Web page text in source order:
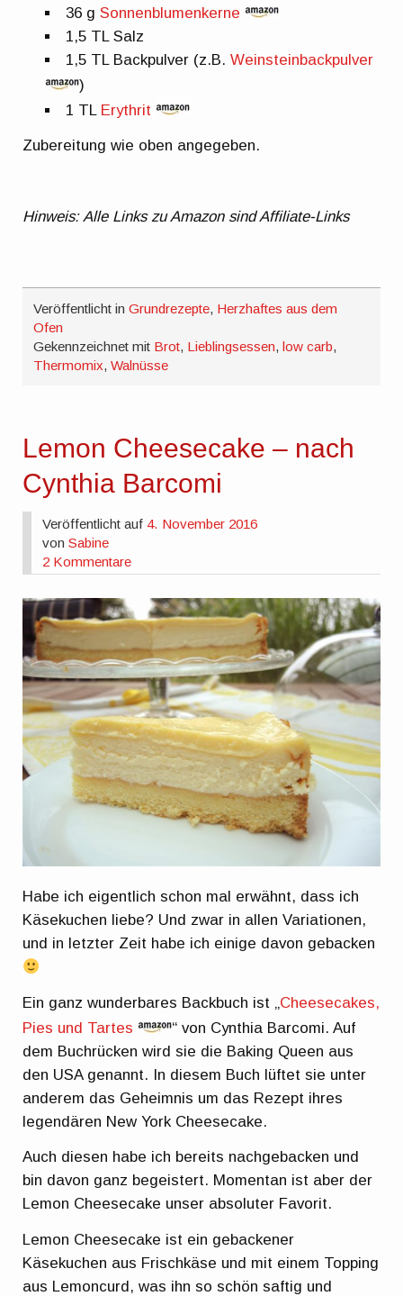
36 gSonnenblumenkerne
1,5 TL Salz
1,5 TL Backpulver (z.B.Weinsteinbackpulver
)
1 TL Erythrit
Zubereitung wie oben angegeben.
Hinweis: Alle Links zu Amazon sind Affiliate-Links
Veröffentlicht inGrundrezepte, Herzhaftes aus dem
Ofen
Gekennzeichnet mit Brot, Lieblingsessen,low carb,
Thermomix,Walnüsse
Lemon Cheesecake – nach
Cynthia Barcomi
Veröffentlicht auf 4. November 2016
vonSabine
2 Kommentare
Habe ich eigentlich schon mal erwähnt, dass ich
Käsekuchen liebe? Und zwar in allen Variationen,
und in letzter Zeit habe ich einige davon gebacken
Ein ganz wunderbares Backbuch ist „ Cheesecakes,
Pies und Tartes
“ von Cynthia Barcomi. Auf
dem Buchrücken wird sie die Baking Queen aus
den USA genannt. In diesem Buch lüftet sie unter
anderem das Geheimnis um das Rezept ihres
legendären New York Cheesecake.
Auch diesen habe ich bereits nachgebacken und
bin davon ganz begeistert. Momentan ist aber der
Lemon Cheesecake unser absoluter Favorit.
Lemon Cheesecake ist ein gebackener
Käsekuchen aus Frischkäse und mit einem Topping
aus Lemoncurd, was ihn so schön saftig und